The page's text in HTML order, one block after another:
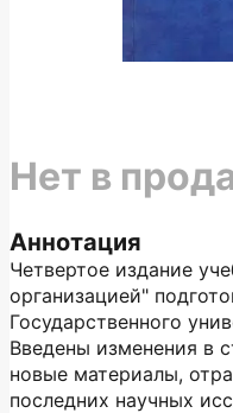
Аннотация
Четвертое издание
организацией"
Государственного
Введены изменения в
новые материалы,
последних научных
Нет в